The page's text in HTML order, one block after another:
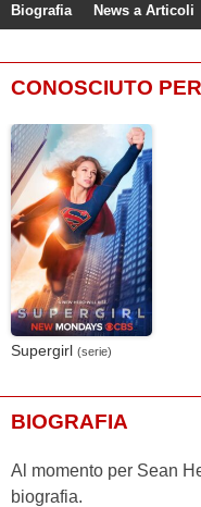
Biografia News a Articoli
CONOSCIUTO PER
Supergirl (serie)
BIOGRAFIA
Al momento per Sean
biografia.